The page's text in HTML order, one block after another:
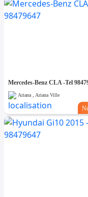
Mercedes-Benz CLA -Tel
Ariana , Ariana Ville